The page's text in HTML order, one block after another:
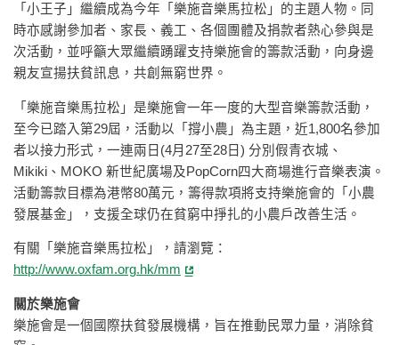
「小王子」繼續成為今年「樂施音樂馬拉松」的主題人物。同
時亦感謝參加者、家長、義工、各個團體及捐款者熱心參與是
次活動，並呼籲大眾繼續踴躍支持樂施會的籌款活動，向身邊
親友宣揚扶貧訊息，共創無窮世界。
「樂施音樂馬拉松」是樂施會一年一度的大型音樂籌款活動，
至今已踏入第29屆，活動以「撐小農」為主題，近1,800名參加
者以接力形式，一連兩日(4月27至28日) 分別假青衣城、
Mikiki、MOKO 新世紀廣場及PopCorn四大商場進行音樂表演。
活動籌款目標為港幣80萬元，籌得款項將支持樂施會的「小農
發展基金」，支援全球仍在貧窮中掙扎的小農戶改善生活。
有關「樂施音樂馬拉松」，請瀏覽：
http://www.oxfam.org.hk/mm
關於樂施會
樂施會是一個國際扶貧發展機構，旨在推動民眾力量，消除貧